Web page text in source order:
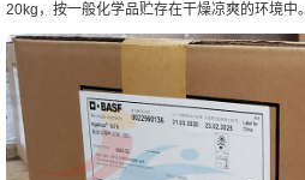
20kg，按一般化学品贮存在干燥凉爽的环境中。